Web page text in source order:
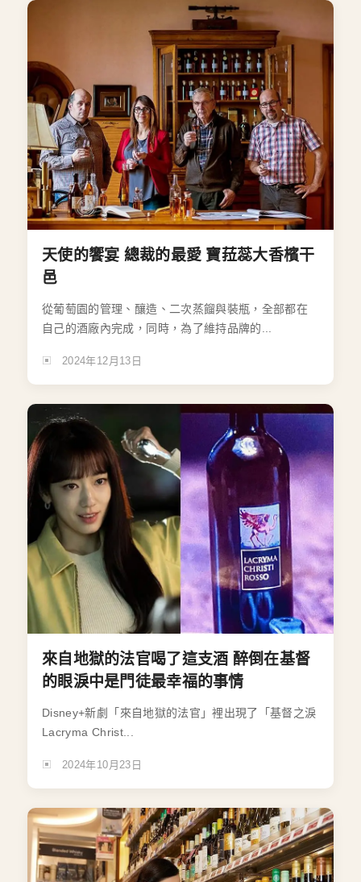
天使的饗宴 總裁的最愛 寶菈蕊大香檳干
邑
從葡萄園的管理、釀造、二次蒸餾與裝瓶，全部都在
自己的酒廠內完成，同時，為了維持品牌的...
2024年12月13日
來自地獄的法官喝了這支酒 醉倒在基督
的眼淚中是門徒最幸福的事情
Disney+新劇「來自地獄的法官」裡出現了「基督之淚
Lacryma Christ...
2024年10月23日